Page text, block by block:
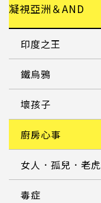
凝視亞洲＆AND
印度之王
鐵烏鴉
壞孩子
廚房心事
女人．孤兒．老虎
毒症